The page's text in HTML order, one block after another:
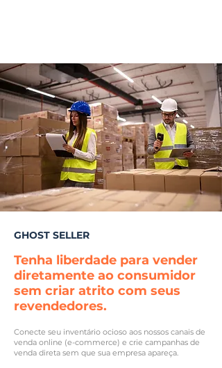
GHOST SELLER
Tenha liberdade para vender
diretamente ao consumidor
sem criar atrito com seus
revendedores.
Conecte seu inventário ocioso aos nossos canais de
venda online (e-commerce) e crie campanhas de
venda direta sem que sua empresa apareça.